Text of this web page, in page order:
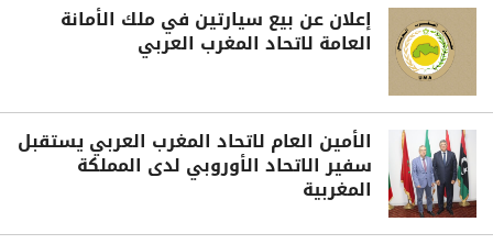
إعلان عن بيع سيارتين في ملك الأمانة
العامة لاتحاد المغرب العربي
الأمين العام لاتحاد المغرب العربي يستقبل
سفير الاتحاد الأوروبي لدى المملكة
المغربية